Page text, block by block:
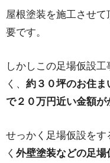
屋根塗装を施工させ
要です。
しかしこの足場仮設
く、 約３０坪のお住
で２０万円近い金額が
せっかく足場仮設を
く 外壁塗装などの足